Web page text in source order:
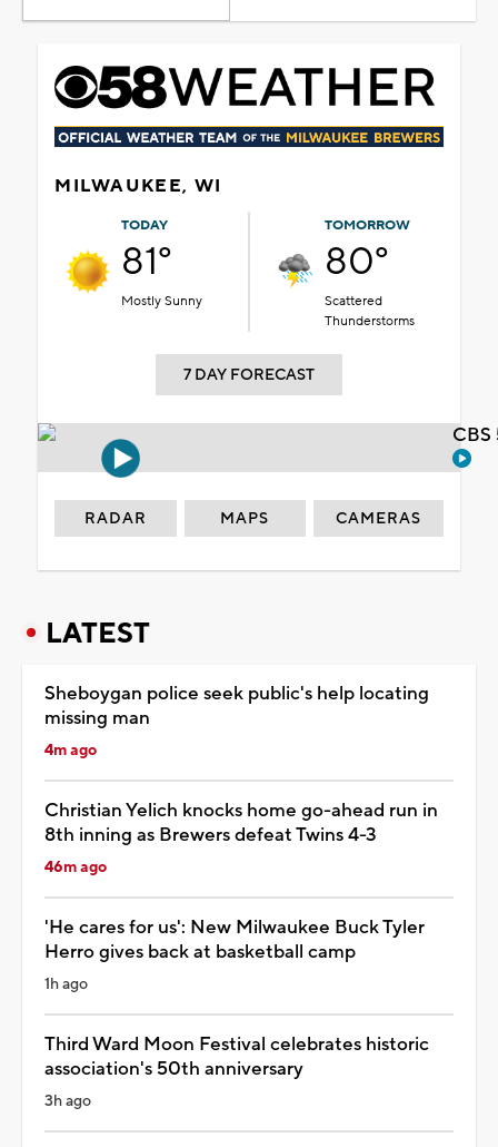
MILWAUKEE, WI
TODAY
81°
Mostly Sunny
TOMORROW
80°
Scattered
Thunderstorms
7 DAY FORECAST
RADAR MAPS CAMERAS
LATEST
Sheboygan police seek public's help locating
missing man
4m ago
Christian Yelich knocks home go-ahead run in
8th inning as Brewers defeat Twins 4-3
46m ago
'He cares for us': New Milwaukee Buck Tyler
Herro gives back at basketball camp
1h ago
Third Ward Moon Festival celebrates historic
association's 50th anniversary
3h ago